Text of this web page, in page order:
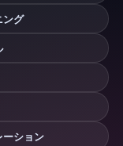
ング
ション